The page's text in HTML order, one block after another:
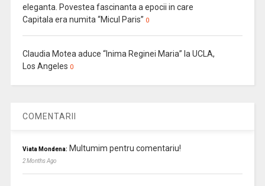
eleganta. Povestea fascinanta a epocii in care
Capitala era numita “Micul Paris” 0
Claudia Motea aduce “Inima Reginei Maria” la UCLA,
Los Angeles 0
COMENTARII
Viata Mondena: Multumim pentru comentariu!
2 Months Ago